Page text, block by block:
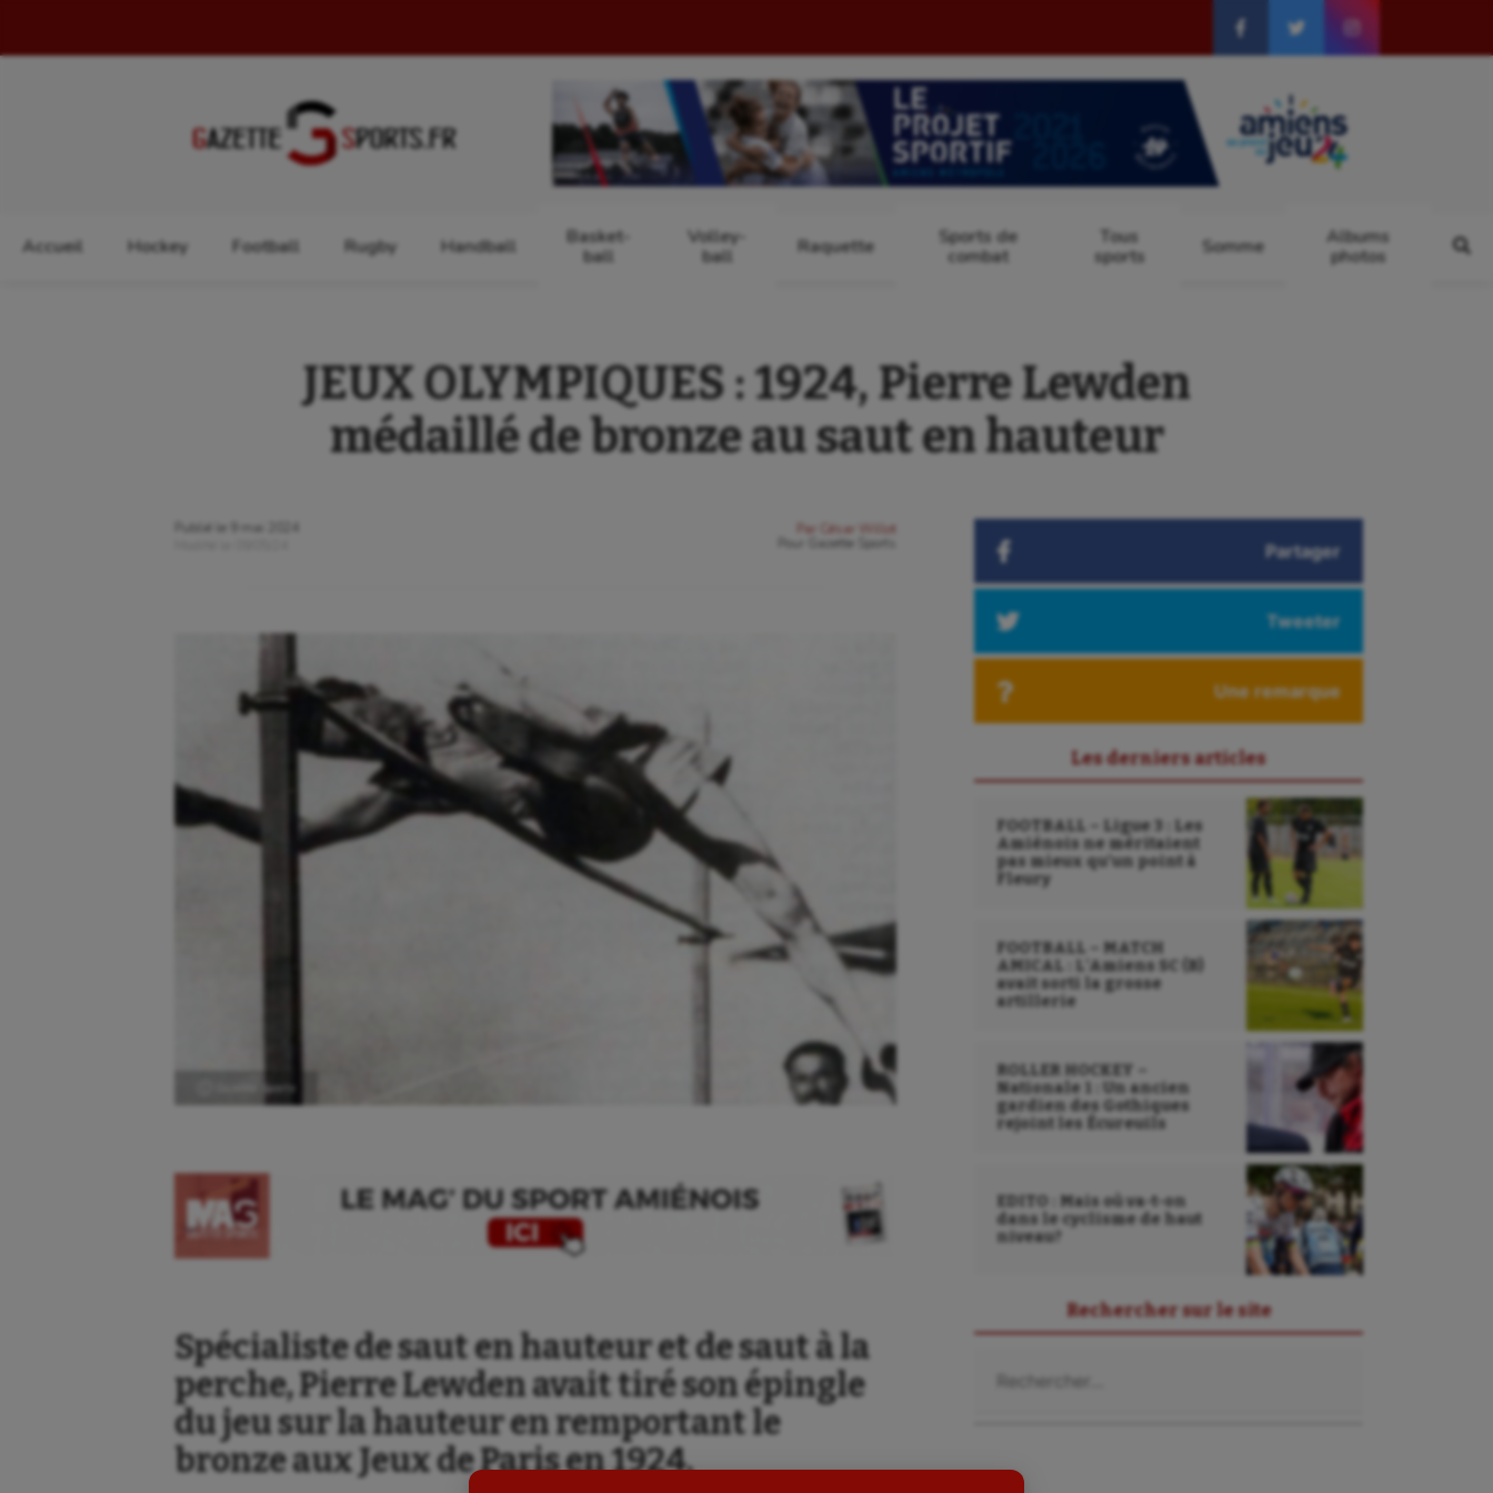
Accueil Hockey Football Rugby Handball
Basket-
ball
Volley-
ball
Raquette
Sports de
combat
Tous
sports
Somme
Albums
photos
Athlétisme
Auto
Aviron
Balle à la main
Equitation
Escalade
Escrime
Fitness
Korfbal
Longue paume
Moto
Sarbacane
Sport adapté
JEUX OLYMPIQUES : 1924, Pierre Lewden
médaillé de bronze au saut en hauteur
Publié le
9 mai 2024
Par
César Willot
Gazette Sports
Ⓒ Gazette Sports
Spécialiste de saut en hauteur et de saut à la
perche, Pierre Lewden avait tiré son épingle
du jeu sur la hauteur en remportant le
bronze aux Jeux de Paris en 1924.
Partager
Tweeter
Une remarque
Les derniers articles
FOOTBALL – Ligue 3 : Les
Amiénois ne méritaient
pas mieux qu’un point à
Fleury
FOOTBALL – MATCH
AMICAL : L’Amiens SC (B)
avait sorti la grosse
artillerie
ROLLER HOCKEY –
Nationale 1 : Un ancien
gardien des Gothiques
rejoint les Écureuils
EDITO : Mais où va-t-on
dans le cyclisme de haut
niveau?
Rechercher sur le site